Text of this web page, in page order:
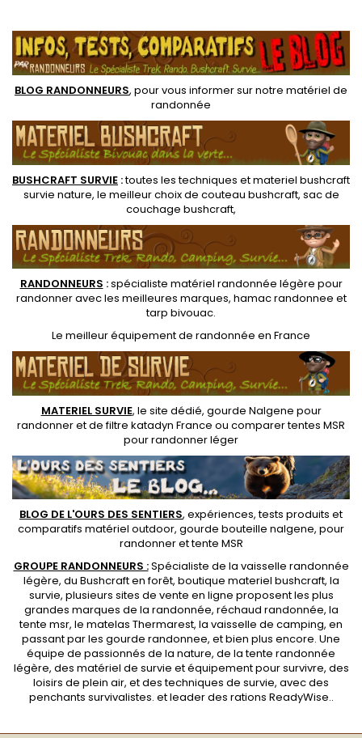
pour survivre.
carte brûle lentement
comme une bougie.
BLOG RANDONNEURS, pour vous informer sur notre matériel de
randonnée
BUSHCRAFT SURVIE :toutes les techniques etmateriel bushcraft
survie nature, le meilleur choix de couteau bushcraft, sac de
couchage bushcraft,
RANDONNEURS :spécialiste matériel randonnée légère pour
randonner avec les meilleures marques, hamac randonnee et
tarp bivouac.
Le meilleur équipement de randonnée en France
MATERIEL SURVIE, le site dédié, gourde Nalgene pour
randonneret defiltre katadyn France ou comparer tentes MSR
pour randonner léger
BLOG DE L'OURS DES SENTIERS, expériences, tests produits et
comparatifs matériel outdoor, gourde bouteille nalgene, pour
randonner ettente MSR
GROUPE RANDONNEURS :Spécialiste de la vaisselle randonnée
légère, du Bushcraft en forêt, boutique materiel bushcraft, la
survie, plusieurs sites de vente en ligne proposent les plus
grandes marques de la randonnée, réchaud randonnée, la
tente msr, le matelas Thermarest, la vaisselle de camping, en
passant par les gourde randonnee, et bien plus encore. Une
équipe de passionnés de la nature, de latente randonnée
légère, des matériel de survie et équipement pour survivre, des
loisirs de plein air, et des techniques de survie, avec des
penchants survivalistes. et leader des rations ReadyWise..